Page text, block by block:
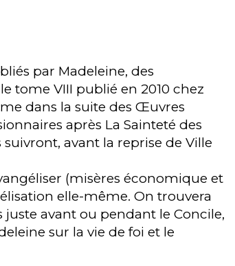
par Madeleine, des
tome VIII publié en 2010 chez
dans la suite des Œuvres
après La Sainteté des
avant la reprise de Ville
(misères économique et
elle-même. On trouvera
juste avant ou pendant le Concile,
sur la vie de foi et le